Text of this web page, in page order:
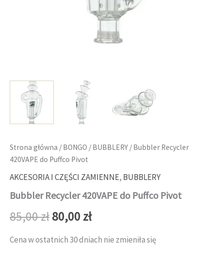
Strona główna / BONGO / BUBBLERY / Bubbler Recycler
420VAPE do Puffco Pivot
AKCESORIA I CZĘŚCI ZAMIENNE, BUBBLERY
Bubbler Recycler 420VAPE do Puffco Pivot
85,00złPierwotna
cena
80,00złAktualna
cena
Cena w ostatnich 30 dniach nie zmieniła się